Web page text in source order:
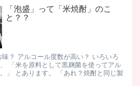
「泡盛」って「米焼酎」のこ
と？？
？ アルコール度数が高い？ いろいろ
「米を原料として黒麹菌を使ってアル
」 とあります。 「あれ？焼酎と同じ製